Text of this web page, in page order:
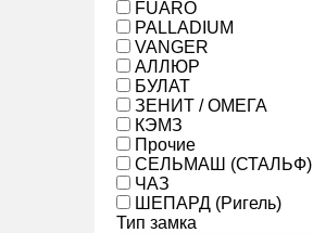
FUARO
PALLADIUM
VANGER
АЛЛЮР
БУЛАТ
ЗЕНИТ / ОМЕГА
КЭМЗ
Прочие
СЕЛЬМАШ (СТАЛЬФ)
ЧАЗ
ШЕПАРД (Ригель)
Тип замка